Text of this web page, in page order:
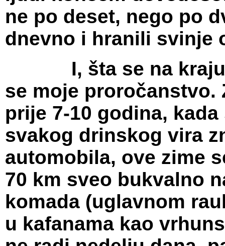
ne po deset, nego po
dnevno i hranili svinje
I, šta se na kraju
se moje proročanstvo.
prije 7-10 godina,
svakog drinskog vira
automobila, ove zime
70 km sveo bukvalno
komada (uglavnom
u kafanama kao